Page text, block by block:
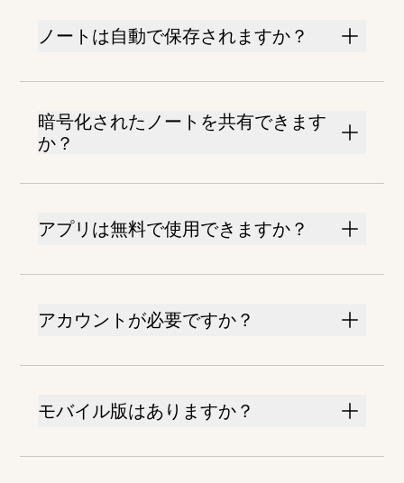
ノートは自動で保存されますか？
暗号化されたノートを共有できます
か？
アプリは無料で使用できますか？
アカウントが必要ですか？
モバイル版はありますか？